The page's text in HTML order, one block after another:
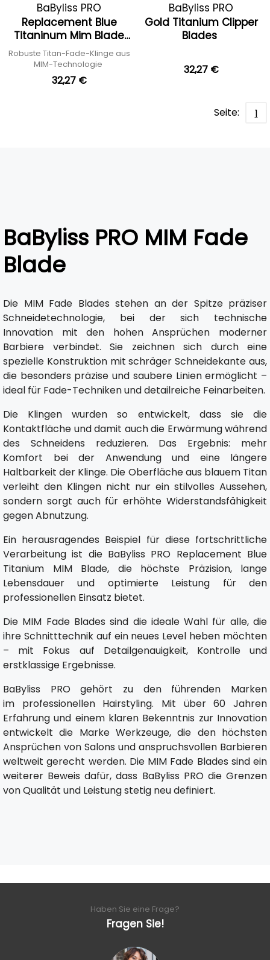
BaByliss PRO
Replacement Blue
Titaninum Mim Blade
For
Robuste Titan-Fade-Klinge aus
MIM-Technologie
32,27 €
BaByliss PRO
Gold Titanium Clipper
Blades
32,27 €
Seite: 1
BaByliss PRO MIM Fade
Blade
Die MIM Fade Blades stehen an der Spitze präziser
Schneidetechnologie, bei der sich technische
Innovation mit den hohen Ansprüchen moderner
Barbiere verbindet. Sie zeichnen sich durch eine
spezielle Konstruktion mit schräger Schneidekante aus,
die besonders präzise und saubere Linien ermöglicht –
ideal für Fade-Techniken und detailreiche Feinarbeiten.
Die Klingen wurden so entwickelt, dass sie die
Kontaktfläche und damit auch die Erwärmung während
des Schneidens reduzieren. Das Ergebnis: mehr
Komfort bei der Anwendung und eine längere
Haltbarkeit der Klinge. Die Oberfläche aus blauem Titan
verleiht den Klingen nicht nur ein stilvolles Aussehen,
sondern sorgt auch für erhöhte Widerstandsfähigkeit
gegen Abnutzung.
Ein herausragendes Beispiel für diese fortschrittliche
Verarbeitung ist die BaByliss PRO Replacement Blue
Titanium MIM Blade, die höchste Präzision, lange
Lebensdauer und optimierte Leistung für den
professionellen Einsatz bietet.
Die MIM Fade Blades sind die ideale Wahl für alle, die
ihre Schnitttechnik auf ein neues Level heben möchten
– mit Fokus auf Detailgenauigkeit, Kontrolle und
erstklassige Ergebnisse.
BaByliss PRO gehört zu den führenden Marken
im professionellen Hairstyling. Mit über 60 Jahren
Erfahrung und einem klaren Bekenntnis zur Innovation
entwickelt die Marke Werkzeuge, die den höchsten
Ansprüchen von Salons und anspruchsvollen Barbieren
weltweit gerecht werden. Die MIM Fade Blades sind ein
weiterer Beweis dafür, dass BaByliss PRO die Grenzen
von Qualität und Leistung stetig neu definiert.
Haben Sie eine Frage?
Fragen Sie!